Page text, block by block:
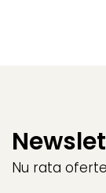
Nu rata